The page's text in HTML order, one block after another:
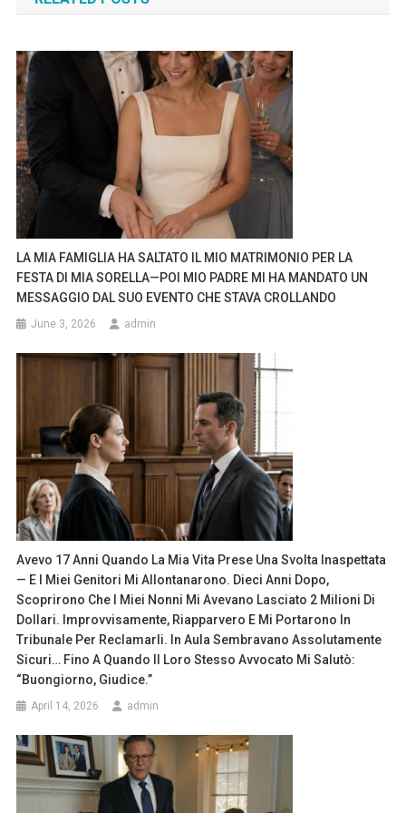
LA MIA FAMIGLIA HA SALTATO IL MIO MATRIMONIO PER LA
FESTA DI MIA SORELLA—POI MIO PADRE MI HA MANDATO UN
MESSAGGIO DAL SUO EVENTO CHE STAVA CROLLANDO
June 3, 2026 admin
Avevo 17 Anni Quando La Mia Vita Prese Una Svolta Inaspettata
— E I Miei Genitori Mi Allontanarono. Dieci Anni Dopo,
Scoprirono Che I Miei Nonni Mi Avevano Lasciato 2 Milioni Di
Dollari. Improvvisamente, Riapparvero E Mi Portarono In
Tribunale Per Reclamarli. In Aula Sembravano Assolutamente
Sicuri… Fino A Quando Il Loro Stesso Avvocato Mi Salutò:
“Buongiorno, Giudice.”
April 14, 2026 admin